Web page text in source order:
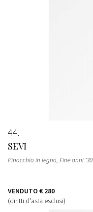
44
SEVI
Pinocchio in legno, Fine anni '30
VENDUTO € 280
(diritti d'asta esclusi)